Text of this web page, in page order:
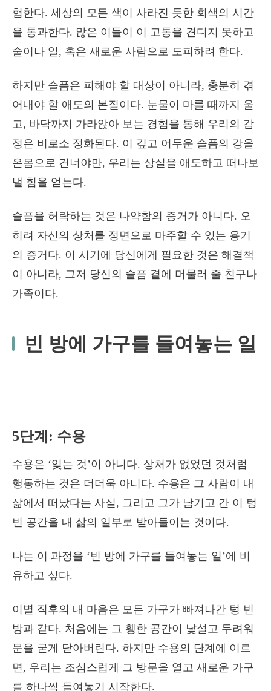
험한다. 세상의 모든 색이 사라진 듯한 회색의 시간
을 통과한다. 많은 이들이 이 고통을 견디지 못하고
술이나 일, 혹은 새로운 사람으로 도피하려 한다.
하지만 슬픔은 피해야 할 대상이 아니라, 충분히 겪
어내야 할 애도의 본질이다. 눈물이 마를 때까지 울
고, 바닥까지 가라앉아 보는 경험을 통해 우리의 감
정은 비로소 정화된다. 이 깊고 어두운 슬픔의 강을
온몸으로 건너야만, 우리는 상실을 애도하고 떠나보
낼 힘을 얻는다.
슬픔을 허락하는 것은 나약함의 증거가 아니다. 오
히려 자신의 상처를 정면으로 마주할 수 있는 용기
의 증거다. 이 시기에 당신에게 필요한 것은 해결책
이 아니라, 그저 당신의 슬픔 곁에 머물러 줄 친구나
가족이다.
빈 방에 가구를 들여놓는 일
5단계: 수용
수용은 ‘잊는 것’이 아니다. 상처가 없었던 것처럼
행동하는 것은 더더욱 아니다. 수용은 그 사람이 내
삶에서 떠났다는 사실, 그리고 그가 남기고 간 이 텅
빈 공간을 내 삶의 일부로 받아들이는 것이다.
나는 이 과정을 ‘빈 방에 가구를 들여놓는 일’에 비
유하고 싶다.
이별 직후의 내 마음은 모든 가구가 빠져나간 텅 빈
방과 같다. 처음에는 그 휑한 공간이 낯설고 두려워
문을 굳게 닫아버린다. 하지만 수용의 단계에 이르
면, 우리는 조심스럽게 그 방문을 열고 새로운 가구
를 하나씩 들여놓기 시작한다.